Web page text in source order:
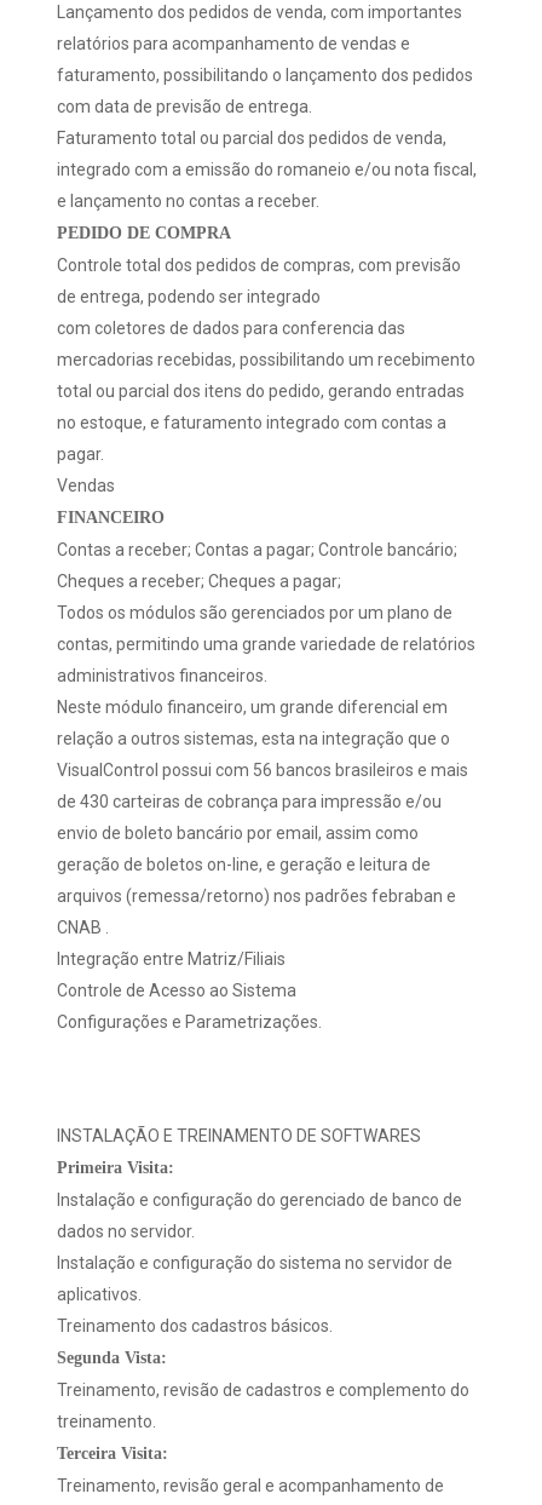
Lançamento dos pedidos de venda, com importantes
relatórios para acompanhamento de vendas e
faturamento, possibilitando o lançamento dos pedidos
com data de previsão de entrega.
Faturamento total ou parcial dos pedidos de venda,
integrado com a emissão do romaneio e/ou nota fiscal,
e lançamento no contas a receber.
PEDIDO DE COMPRA
Controle total dos pedidos de compras, com previsão
de entrega, podendo ser integrado
com coletores de dados para conferencia das
mercadorias recebidas, possibilitando um recebimento
total ou parcial dos itens do pedido, gerando entradas
no estoque, e faturamento integrado com contas a
pagar.
Vendas
FINANCEIRO
Contas a receber; Contas a pagar; Controle bancário;
Cheques a receber; Cheques a pagar;
Todos os módulos são gerenciados por um plano de
contas, permitindo uma grande variedade de relatórios
administrativos financeiros.
Neste módulo financeiro, um grande diferencial em
relação a outros sistemas, esta na integração que o
VisualControl possui com 56 bancos brasileiros e mais
de 430 carteiras de cobrança para impressão e/ou
envio de boleto bancário por email, assim como
geração de boletos on-line, e geração e leitura de
arquivos (remessa/retorno) nos padrões febraban e
CNAB .
Integração entre Matriz/Filiais
Controle de Acesso ao Sistema
Configurações e Parametrizações.
INSTALAÇÃO E TREINAMENTO DE SOFTWARES
Primeira Visita:
Instalação e configuração do gerenciado de banco de
dados no servidor.
Instalação e configuração do sistema no servidor de
aplicativos.
Treinamento dos cadastros básicos.
Segunda Vista:
Treinamento, revisão de cadastros e complemento do
treinamento.
Terceira Visita:
Treinamento, revisão geral e acompanhamento de